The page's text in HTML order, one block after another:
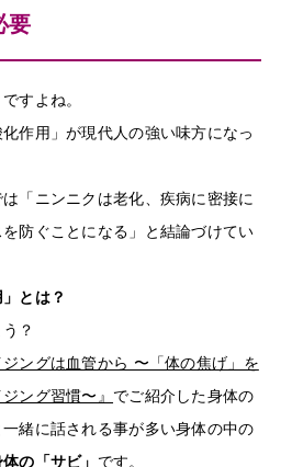
要
すよね。
作用」が現代人の強い味方になっ
「ニンニクは老化、疾病に密接に
防ぐことになる」と結論づけてい
とは？
？
ングは血管から 〜「体の焦げ」を
ング習慣〜』 でご紹介した身体の
一緒に話される事が多い身体の中の
の「サビ」 です。